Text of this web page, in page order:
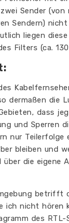
Sender (von
Sendern)
liegen
Filters (ca.
dermaßen die
dass
und Sperren
nur Teilerfolge
bleiben und
die eigene
betrifft
ich nicht hören
des RTL-